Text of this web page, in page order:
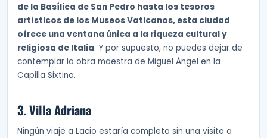
de la Basílica de San Pedro hasta los tesoros
artísticos de los Museos Vaticanos, esta ciudad
ofrece una ventana única a la riqueza cultural y
religiosa de Italia. Y por supuesto, no puedes dejar de
contemplar la obra maestra de Miguel Ángel en la
Capilla Sixtina.
3. Villa Adriana
Ningún viaje a Lacio estaría completo sin una visita a